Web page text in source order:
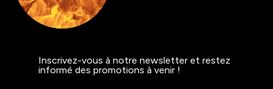
Inscrivez-vous à notre newsletter et restez
informé des promotions à venir !